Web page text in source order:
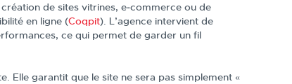
de sites vitrines, e‑commerce ou de
en ligne (Coqpit). L’agence intervient de
ce qui permet de garder un fil
Elle garantit que le site ne sera pas simplement «